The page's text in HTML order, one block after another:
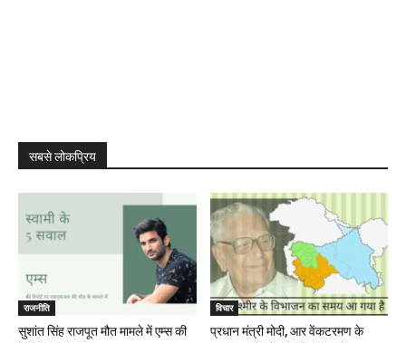
सबसे लोकप्रिय
राजनीति
सुशांत सिंह राजपूत मौत मामले में एम्स की
विचार
प्रधान मंत्री मोदी, आर वेंकटरमण के